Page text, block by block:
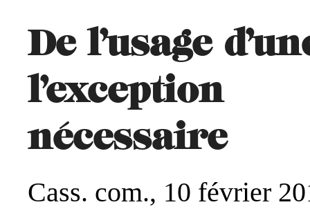
De l’usage
nécessaire
Cass. com., 10 février